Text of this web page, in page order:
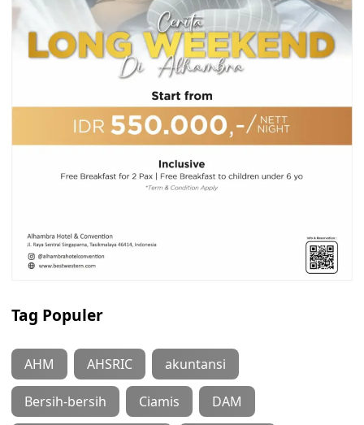
Tag Populer
AHM AHSRIC akuntansi
Bersih-bersih Ciamis DAM